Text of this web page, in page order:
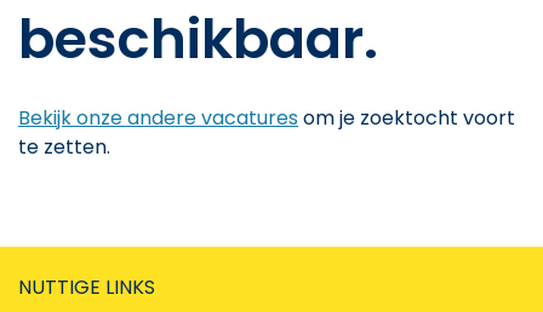
beschikbaar.
Bekijk onze andere vacaturesom je zoektocht voort
te zetten.
NUTTIGE LINKS